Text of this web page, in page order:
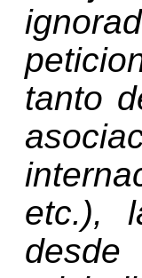
tanto
etc.),